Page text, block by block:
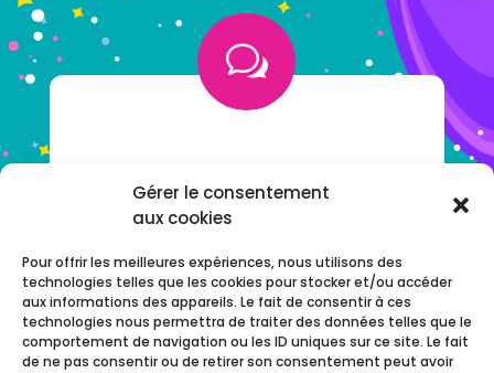
Gérer le consentement
aux cookies
Pour offrir les meilleures expériences, nous utilisons des
technologies telles que les cookies pour stocker et/ou accéder
aux informations des appareils. Le fait de consentir à ces
technologies nous permettra de traiter des données telles que le
comportement de navigation ou les ID uniques sur ce site. Le fait
de ne pas consentir ou de retirer son consentement peut avoir
w
NOTRE F.A.Q